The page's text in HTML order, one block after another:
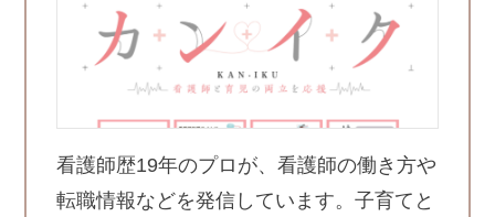
看護師歴19年のプロが、看護師の働き方や
転職情報などを発信しています。子育てと